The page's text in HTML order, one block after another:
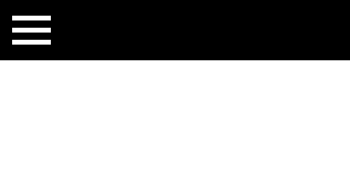
Menü